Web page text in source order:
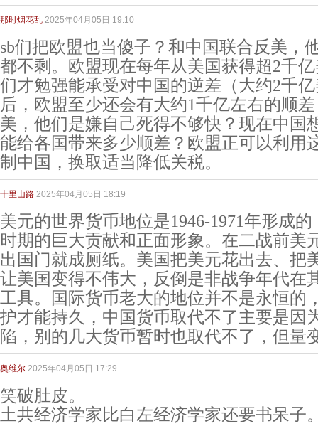
那时烟花乱 2025年04月05日 19:10
sb们把欧盟也当傻子？和中国联合反美，
都不剩。欧盟现在每年从美国获得超2千
们才勉强能承受对中国的逆差（大约2千
后，欧盟至少还会有大约1千亿左右的顺
美，他们是嫌自己死得不够快？现在中国
能给各国带来多少顺差？欧盟正可以利用
制中国，换取适当降低关税。
十里山路 2025年04月05日 18:19
美元的世界货币地位是1946-1971年形成
时期的巨大贡献和正面形象。在二战前美
出国门就成厕纸。美国把美元花出去、把
让美国变得不伟大，反倒是非战争年代在
工具。国际货币老大的地位并不是永恒的
护才能持久，中国货币取代不了主要是因
陷，别的几大货币暂时也取代不了，但量
奥维尔 2025年04月05日 17:29
笑破肚皮。
土共经济学家比白左经济学家还要书呆子